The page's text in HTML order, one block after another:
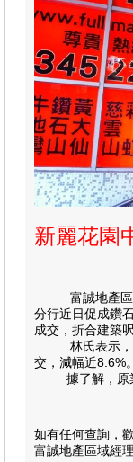
新麗花園
富誠地產區域
分行近日促成鑽
成交，折合建築
林氏表示，該
交，減幅近8.6%。
據了解，原業
如有任何查詢，
富誠地產區域經